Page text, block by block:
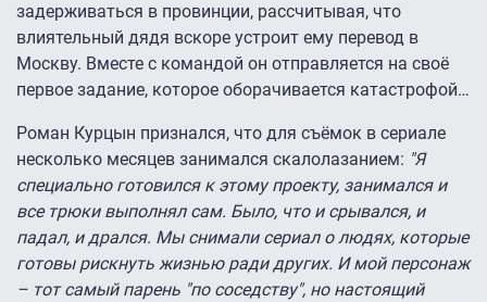
задерживаться в провинции, рассчитывая, что
влиятельный дядя вскоре устроит ему перевод в
Москву. Вместе с командой он отправляется на своё
первое задание, которое оборачивается катастрофой…
Роман Курцын признался, что для съёмок в сериале
несколько месяцев занимался скалолазанием: "Я
специально готовился к этому проекту, занимался и
все трюки выполнял сам. Было, что и срывался, и
падал, и дрался. Мы снимали сериал о людях, которые
готовы рискнуть жизнью ради других. И мой персонаж
– тот самый парень "по соседству", но настоящий